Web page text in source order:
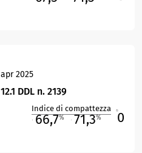
2025
DDL n. 2139
Indice di compattezza
66,7% 71,3% 0